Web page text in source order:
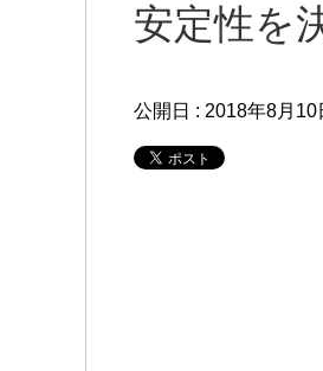
安定性を
公開日 : 2018年8月10